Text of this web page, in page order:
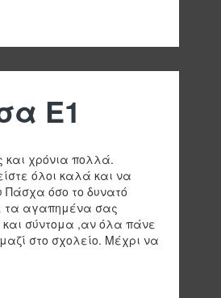
Ε1
και χρόνια πολλά.
όλοι καλά και να
Πάσχα όσο το δυνατό
τα αγαπημένα σας
σύντομα ,αν όλα πάνε
στο σχολείο. Μέχρι να